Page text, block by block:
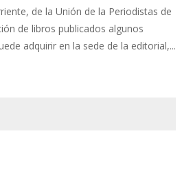
de la Unión de la Periodistas de
de libros publicados algunos
adquirir en la sede de la editorial,...